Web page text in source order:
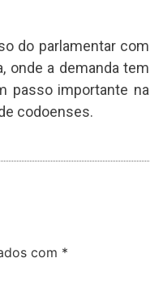
do parlamentar com
onde a demanda tem
passo importante na
codoenses.
com *